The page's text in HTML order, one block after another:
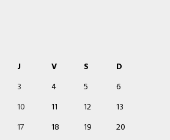
J V S
D
3 4 5
6
10 11 12
13
17 18 19
20